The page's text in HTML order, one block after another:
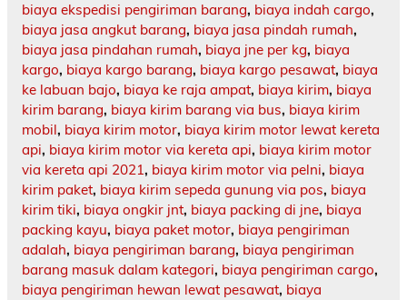
biaya ekspedisi pengiriman barang, biaya indah cargo,
biaya jasa angkut barang, biaya jasa pindah rumah,
biaya jasa pindahan rumah, biaya jne per kg, biaya
kargo, biaya kargo barang, biaya kargo pesawat, biaya
ke labuan bajo, biaya ke raja ampat, biaya kirim, biaya
kirim barang, biaya kirim barang via bus, biaya kirim
mobil, biaya kirim motor, biaya kirim motor lewat kereta
api, biaya kirim motor via kereta api, biaya kirim motor
via kereta api 2021, biaya kirim motor via pelni, biaya
kirim paket, biaya kirim sepeda gunung via pos, biaya
kirim tiki, biaya ongkir jnt, biaya packing di jne, biaya
packing kayu, biaya paket motor, biaya pengiriman
adalah, biaya pengiriman barang, biaya pengiriman
barang masuk dalam kategori, biaya pengiriman cargo,
biaya pengiriman hewan lewat pesawat, biaya